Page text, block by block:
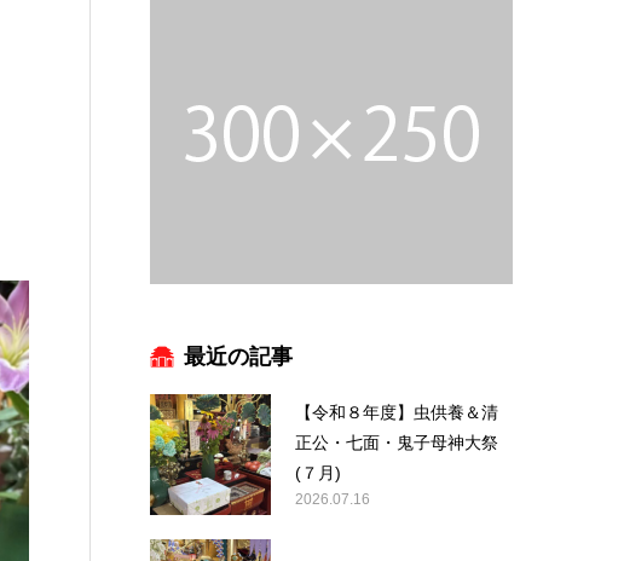
最近の記事
【令和８年度】虫供養＆清
正公・七面・鬼子母神大祭
(７月)
2026.07.16